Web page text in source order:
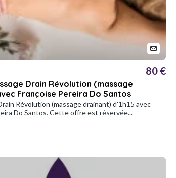
Drain Révolution (massage
Françoise Pereira Do Santos
80 €
Révolution (massage drainant) d'1h15 avec
Do Santos. Cette offre est réservée...